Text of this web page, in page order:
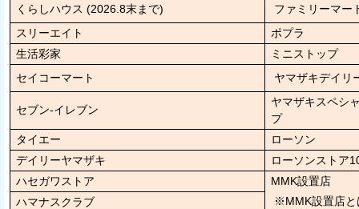
くらしハウス (2026.8末まで)
ファミリーマー
スリーエイト
ポプラ
生活彩家
ミニストップ
セイコーマート
ヤマザキデイリ
セブン-イレブン
ヤマザキスペシ
プ
タイエー
ローソン
デイリーヤマザキ
ローソンストア
ハセガワストア
MMK設置店
※MMK設置店と
ハマナスクラブ